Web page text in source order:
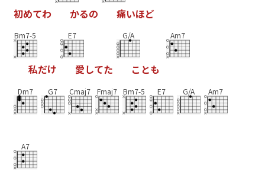
初めてわ かるの 痛いほど
Bm7-5
私だけ
E7
愛してた
G/A
こ とも
Am7
Dm7 G7 Cmaj7 Fmaj7 Bm7-5 E7 G/A Am7
A7